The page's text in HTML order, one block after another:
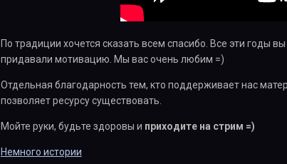
По традиции хочется сказать всем спасибо. Все эти
придавали мотивацию. Мы вас очень любим =)
Отдельная благодарность тем, кто поддерживает нас
позволяет ресурсу существовать.
Мойте руки, будьте здоровы и приходите на стрим =)
Немного истории